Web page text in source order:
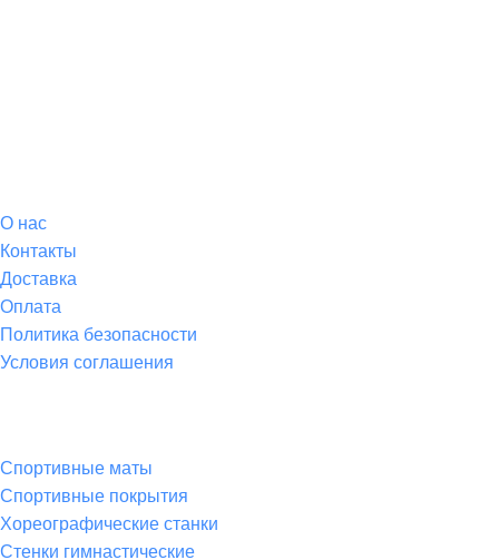
О нас
Контакты
Доставка
Оплата
Политика безопасности
Условия соглашения
Спортивные маты
Спортивные покрытия
Хореографические станки
Стенки гимнастические